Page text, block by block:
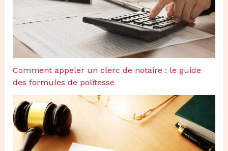
Comment appeler un clerc de notaire : le guide
des formules de politesse